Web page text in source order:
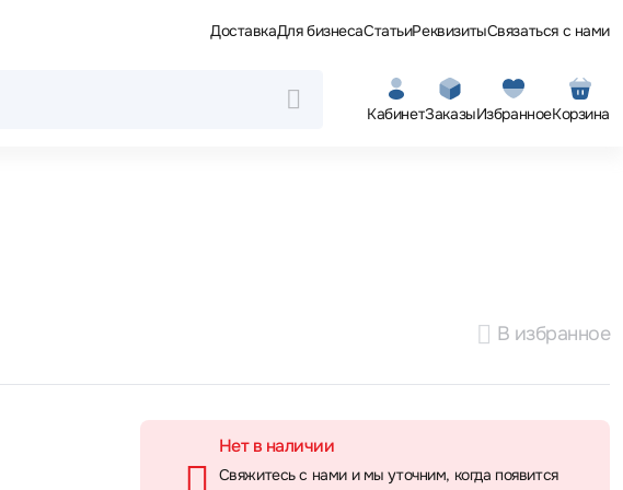
ДоставкаДля бизнесаСтатьиРеквизитыСвязаться с нами
КабинетЗаказыИзбранноеКорзина
В избранное
Нет в наличии
Свяжитесь с нами и мы уточним, когда появится